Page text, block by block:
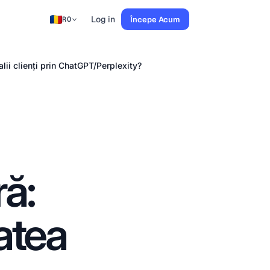
RO Log in Începe Acum
clienți prin ChatGPT/Perplexity?